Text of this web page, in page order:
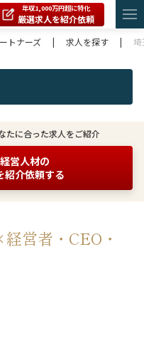
年収1,000万円超に特化
厳選求人を紹介依頼
トナーズ
| 求人を探す |
たに合った求人をご紹介
営人材の
紹介依頼する
営者・CEO・